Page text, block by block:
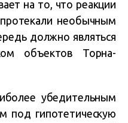
на то, что реакции
необычным
должно являться
объектов Торна-
убедительным
под гипотетическую